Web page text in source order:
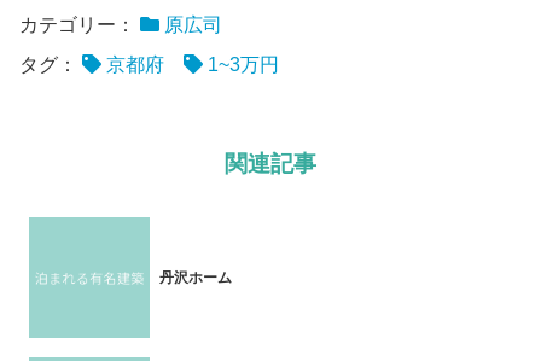
カテゴリー：
原広司
タグ：
京都府 1~3万円
関連記事
丹沢ホーム